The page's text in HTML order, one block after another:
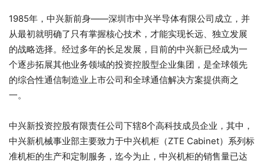
1985年，中兴新前身——深圳市中兴半导体有限公司成立，并
从最初就明确了只有掌握核心技术，才能实现长远、独立发展
的战略选择。经过多年的长足发展，目前的中兴新已经成为一
个逐步拓展其他业务领域的投资控股型企业集团，是全球领先
的综合性通信制造业上市公司和全球通信解决方案提供商之
一。
中兴新投资控股有限责任公司下辖8个高科技成员企业，其中，
中兴新机械事业部主要致力于中兴机柜（ZTE Cabinet）系列标
准机柜的生产和定制服务，迄今为止，中兴机柜的销售量已达